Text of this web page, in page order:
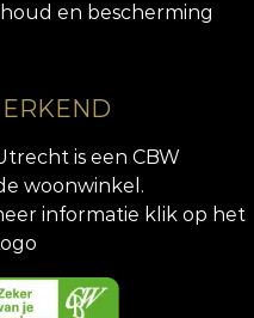
en bescherming
is een CBW
woonwinkel.
informatie klik op het